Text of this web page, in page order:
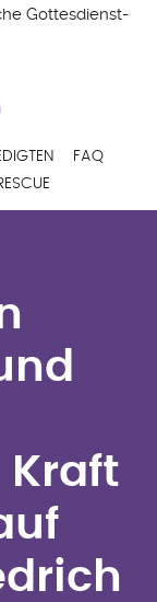
Gottesdienst-
FAQ
Kraft